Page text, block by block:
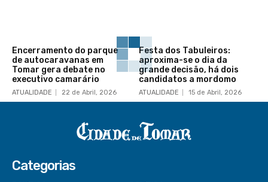
Encerramento do parque
de autocaravanas em
Tomar gera debate no
executivo camarário
ATUALIDADE 22 de Abril, 2026
Festa dos Tabuleiros:
aproxima-se o dia da
grande decisão, há dois
candidatos a mordomo
ATUALIDADE 15 de Abril, 2026
Categorias